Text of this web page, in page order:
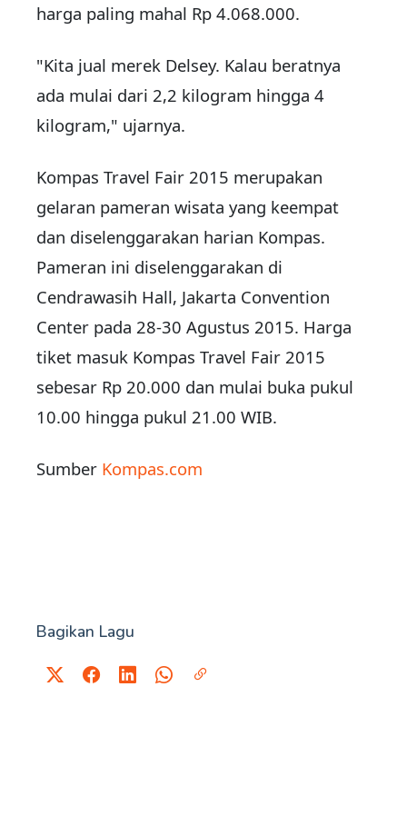
harga paling mahal Rp 4.068.000.
"Kita jual merek Delsey. Kalau beratnya
ada mulai dari 2,2 kilogram hingga 4
kilogram," ujarnya.
Kompas Travel Fair 2015 merupakan
gelaran pameran wisata yang keempat
dan diselenggarakan harian Kompas.
Pameran ini diselenggarakan di
Cendrawasih Hall, Jakarta Convention
Center pada 28-30 Agustus 2015. Harga
tiket masuk Kompas Travel Fair 2015
sebesar Rp 20.000 dan mulai buka pukul
10.00 hingga pukul 21.00 WIB.
Sumber Kompas.com
Bagikan Lagu